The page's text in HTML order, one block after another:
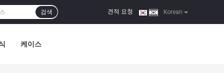
Korean
견적 요청 |
검색
케이스